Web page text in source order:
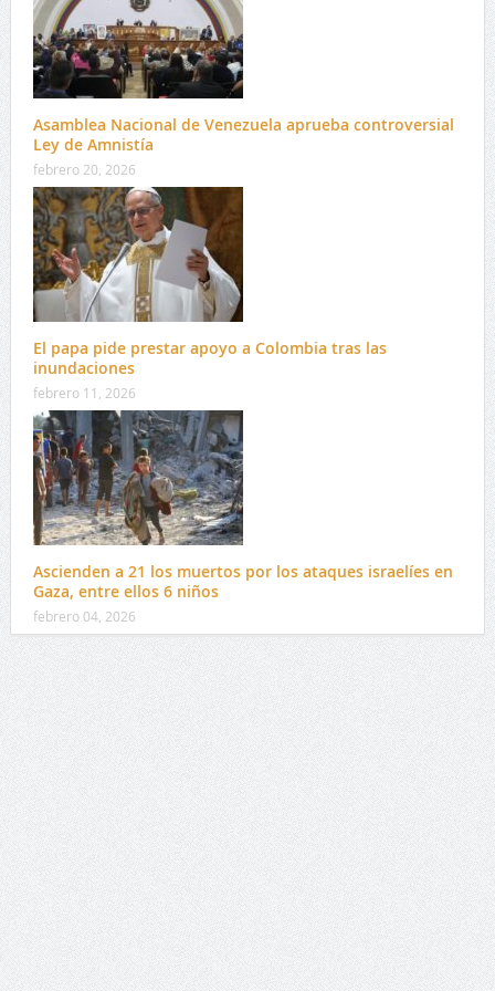
Asamblea Nacional de Venezuela aprueba controversial
Ley de Amnistía
febrero 20, 2026
El papa pide prestar apoyo a Colombia tras las
inundaciones
febrero 11, 2026
Ascienden a 21 los muertos por los ataques israelíes en
Gaza, entre ellos 6 niños
febrero 04, 2026